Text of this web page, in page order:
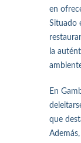
en
Situado
la
En
que